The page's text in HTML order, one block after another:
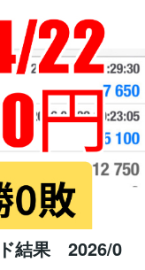
結果 2026/0